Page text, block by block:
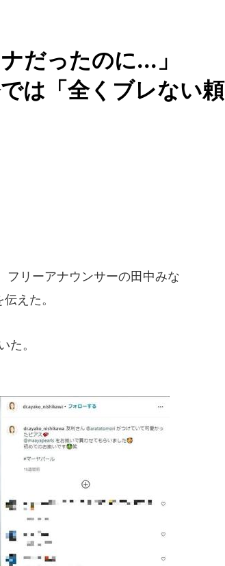
ナだったのに...」
は「全くブレない頼
リーアナウンサーの田中みな
えた。
た。